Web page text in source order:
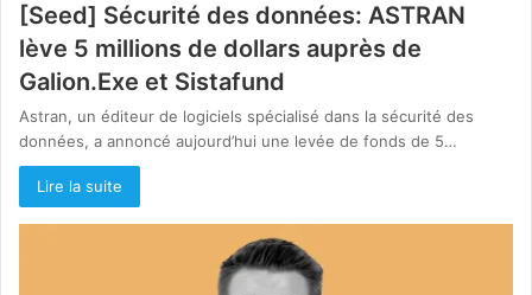
[Seed] Sécurité des données: ASTRAN
lève 5 millions de dollars auprès de
Galion.Exe et Sistafund
Astran, un éditeur de logiciels spécialisé dans la sécurité des
données, a annoncé aujourd’hui une levée de fonds de 5…
Lire la suite